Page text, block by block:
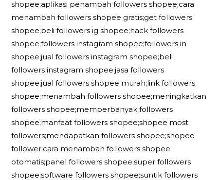
shopee;aplikasi penambah followers shopee;cara
menambah followers shopee gratis;get followers
shopee;beli followers ig shopee;hack followers
shopee;followers instagram shopee;followers in
shopee;jual followers instagram shopee;beli
followers instagram shopee;jasa followers
shopee;jual followers shopee murah;link followers
shopee;menambah followers shopee;meningkatkan
followers shopee;memperbanyak followers
shopee;manfaat followers shopee;shopee most
followers;mendapatkan followers shopee;shopee
follower;cara menambah followers shopee
otomatis;panel followers shopee;super followers
shopee;software followers shopee;suntik followers